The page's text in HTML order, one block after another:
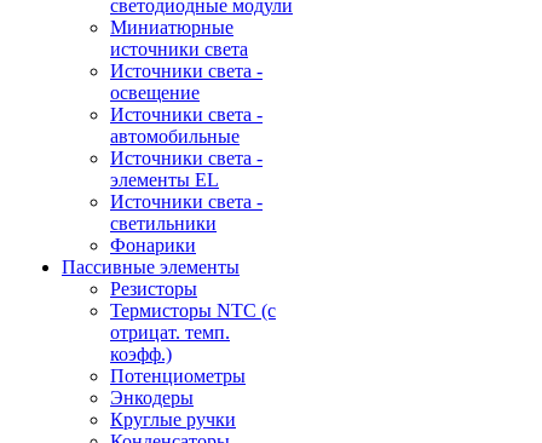
светодиодные модули
Миниатюрные
источники света
Источники света -
освещение
Источники света -
автомобильные
Источники света -
элементы EL
Источники света -
светильники
Фонарики
Пассивные элементы
Резисторы
Термисторы NTC (с
отрицат. темп.
коэфф.)
Потенциометры
Энкодеры
Круглые ручки